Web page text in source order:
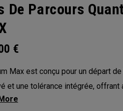
De Parcours
€
Max est conçu pour un départ
et une tolérance intégrée, offrant
plus de confiance à chaque